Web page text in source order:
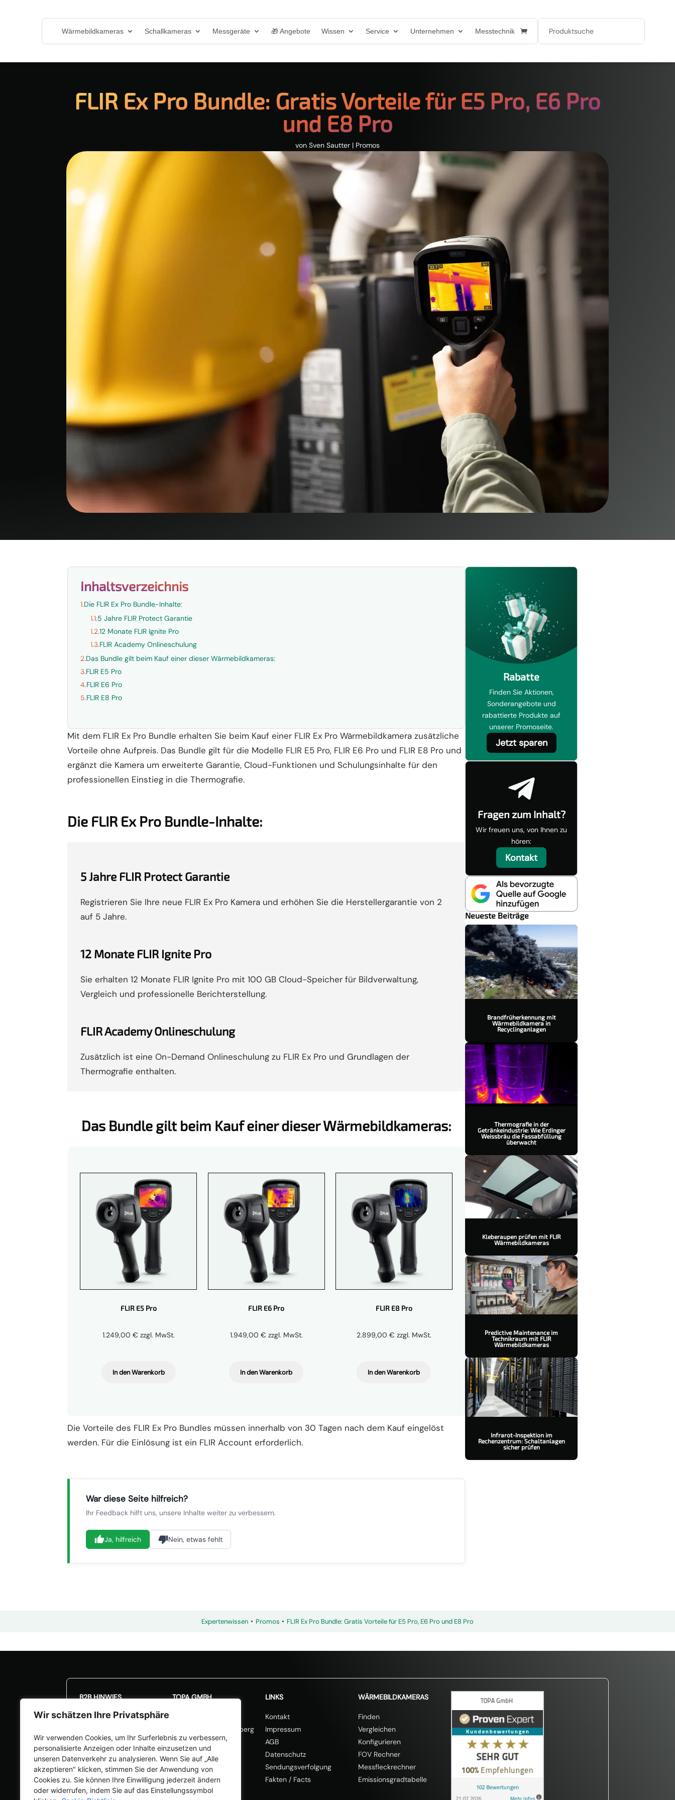
Wir schätzen Ihre Privatsphäre
Wir verwenden Cookies, um Ihr Surferlebnis zu verbessern,
personalisierte Anzeigen oder Inhalte einzusetzen und
unseren Datenverkehr zu analysieren. Wenn Sie auf „Alle
akzeptieren" klicken, stimmen Sie der Anwendung von
Cookies zu. Sie können Ihre Einwilligung jederzeit ändern
oder widerrufen, indem Sie auf das Einstellungssymbol
Wärmebildkameras Schallkameras Messgeräte 🎁 Angebote Wissen Service Unternehmen Messtechnik
FLIR Ex Pro Bundle: Gratis Vorteile für E5 Pro, E6 Pro
und E8 Pro
von Sven Sautter | Promos
Inhaltsverzeichnis
1.Die FLIR Ex Pro Bundle-Inhalte:
1.1.5 Jahre FLIR Protect Garantie
1.2.12 Monate FLIR Ignite Pro
1.3.FLIR Academy Onlineschulung
2.Das Bundle gilt beim Kauf einer dieser Wärmebildkameras:
3.FLIR E5 Pro
4.FLIR E6 Pro
5.FLIR E8 Pro
Mit dem FLIR Ex Pro Bundle erhalten Sie beim Kauf einer FLIR Ex Pro Wärmebildkamera zusätzliche
Vorteile ohne Aufpreis. Das Bundle gilt für die Modelle FLIR E5 Pro, FLIR E6 Pro und FLIR E8 Pro und
ergänzt die Kamera um erweiterte Garantie, Cloud-Funktionen und Schulungsinhalte für den
professionellen Einstieg in die Thermografie.
Die FLIR Ex Pro Bundle-Inhalte:
5 Jahre FLIR Protect Garantie
Registrieren Sie Ihre neue FLIR Ex Pro Kamera und erhöhen Sie die Herstellergarantie von 2
auf 5 Jahre.
12 Monate FLIR Ignite Pro
Sie erhalten 12 Monate FLIR Ignite Pro mit 100 GB Cloud-Speicher für Bildverwaltung,
Vergleich und professionelle Berichterstellung.
FLIR Academy Onlineschulung
Zusätzlich ist eine On-Demand Onlineschulung zu FLIR Ex Pro und Grundlagen der
Thermografie enthalten.
Das Bundle gilt beim Kauf einer dieser Wärmebildkameras:
FLIR E5 Pro
1.249,00 € zzgl. MwSt.
In den Warenkorb
FLIR E6 Pro
1.949,00 € zzgl. MwSt.
In den Warenkorb
FLIR E8 Pro
2.899,00 € zzgl. MwSt.
In den Warenkorb
Die Vorteile des FLIR Ex Pro Bundles müssen innerhalb von 30 Tagen nach dem Kauf eingelöst
werden. Für die Einlösung ist ein FLIR Account erforderlich.
War diese Seite hilfreich?
Ihr Feedback hilft uns, unsere Inhalte weiter zu verbessern.
Ja, hilfreich Nein, etwas fehlt
Rabatte
Finden Sie Aktionen,
Sonderangebote und
rabattierte Produkte auf
unserer Promoseite.
Jetzt sparen

Fragen zum Inhalt?
Wir freuen uns, von Ihnen zu
hören:
Kontakt
Neueste Beiträge
Brandfrüherkennung mit
Wärmebildkamera in
Recyclinganlagen
Thermografie in der
Getränkeindustrie: Wie Erdinger
Weissbräu die Fassabfüllung
überwacht
Kleberaupen prüfen mit FLIR
Wärmebildkameras
Predictive Maintenance im
Technikraum mit FLIR
Wärmebildkameras
Infrarot-Inspektion im
Rechenzentrum: Schaltanlagen
sicher prüfen
Expertenwissen • Promos • FLIR Ex Pro Bundle: Gratis Vorteile für E5 Pro, E6 Pro und E8 Pro
B2B HINWIES
Unsere Angebote richten
(§14 BGB). Verträge mit
Verbrauchern (§13 BGB)
schließen wir nicht.
TOPA GMBH
82383 Hohenpeißenberg
info@topa.de
+49 8805 92289-0
LINKS
Kontakt
Impressum
AGB
Datenschutz
Sendungsverfolgung
Fakten / Facts
WÄRMEBILDKAMERAS
Finden
Vergleichen
Konfigurieren
FOV Rechner
Messfleckrechner
Emissionsgradtabelle